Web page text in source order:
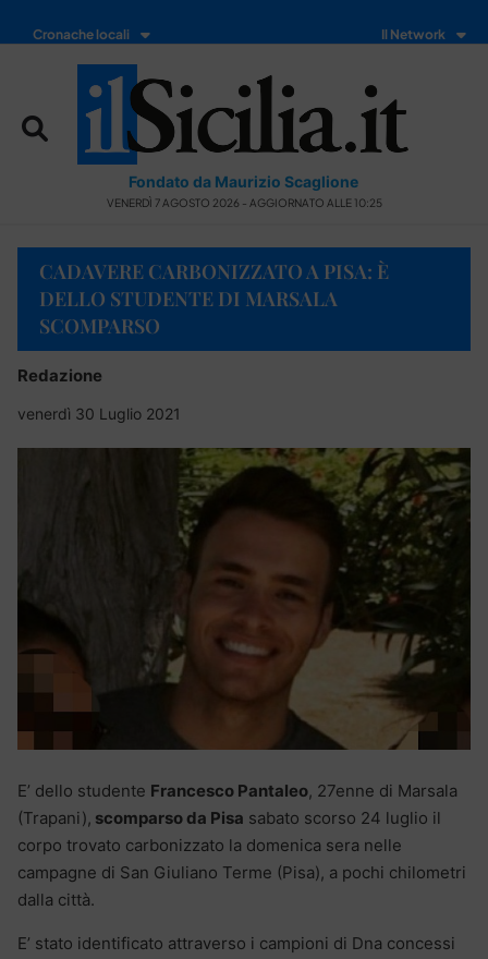
Cronache locali Il Network
Fondato da Maurizio Scaglione
VENERDÌ 7 AGOSTO 2026 - AGGIORNATO ALLE 10:25
CADAVERE CARBONIZZATO A PISA: È
DELLO STUDENTE DI MARSALA
SCOMPARSO
Redazione
venerdì 30 Luglio 2021
E’ dello studente Francesco Pantaleo, 27enne di Marsala
(Trapani), scomparso da Pisa sabato scorso 24 luglio il
corpo trovato carbonizzato la domenica sera nelle
campagne di San Giuliano Terme (Pisa), a pochi chilometri
dalla città.
E’ stato identificato attraverso i campioni di Dna concessi